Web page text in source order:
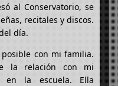
al Conservatorio, se
recitales y discos.
día.
con mi familia.
la relación con mi
en la escuela. Ella